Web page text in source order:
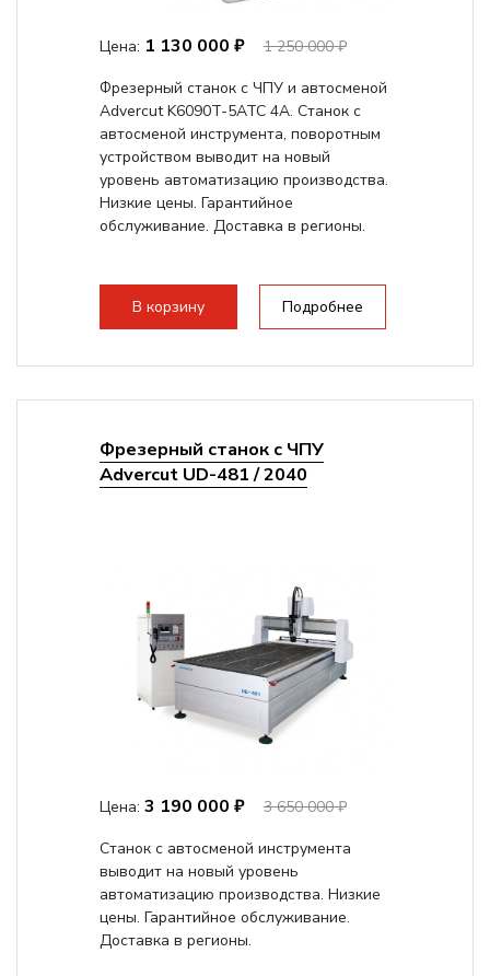
Цена: 1 130 000 ₽
1 250 000 ₽
Фрезерный станок с ЧПУ и автосменой
Advercut K6090T-5ATC 4A. Станок с
автосменой инструмента, поворотным
устройством выводит на новый
уровень автоматизацию производства.
Низкие цены. Гарантийное
обслуживание. Доставка в регионы.
В корзину Подробнее
Фрезерный станок с ЧПУ
Advercut UD-481 / 2040
Цена: 3 190 000 ₽
3 650 000 ₽
Станок с автосменой инструмента
выводит на новый уровень
автоматизацию производства. Низкие
цены. Гарантийное обслуживание.
Доставка в регионы.